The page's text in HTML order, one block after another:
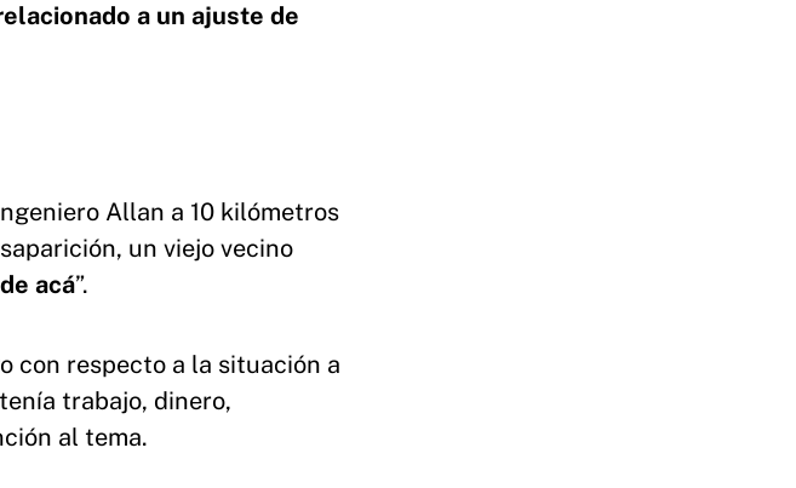
a un ajuste de
Allan a 10 kilómetros
un viejo vecino
acá”.
con respecto a la situación a
trabajo, dinero,
al tema.